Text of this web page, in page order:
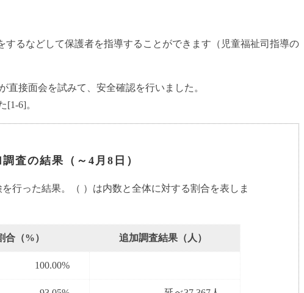
るなどして保護者を指導することができます（児童福祉司指導の
接面会を試みて、安全確認を行いました。
[1-6]。
査の結果（～4月8日）
行った結果。（ ）は内数と全体に対する割合を表しま
合（%） 追加調査結果（人）
100.00%